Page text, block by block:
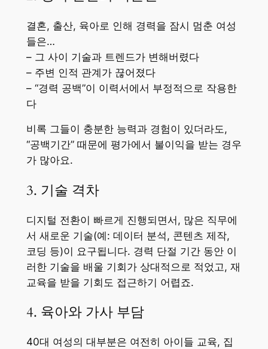
결혼, 출산, 육아로 인해 경력을 잠시 멈춘 여성
들은…
– 그 사이 기술과 트렌드가 변해버렸다
– 주변 인적 관계가 끊어졌다
– “경력 공백”이 이력서에서 부정적으로 작용한
다
비록 그들이 충분한 능력과 경험이 있더라도,
“공백기간” 때문에 평가에서 불이익을 받는 경우
가 많아요.
3. 기술 격차
디지털 전환이 빠르게 진행되면서, 많은 직무에
서 새로운 기술(예: 데이터 분석, 콘텐츠 제작,
코딩 등)이 요구됩니다. 경력 단절 기간 동안 이
러한 기술을 배울 기회가 상대적으로 적었고, 재
교육을 받을 기회도 접근하기 어렵죠.
4. 육아와 가사 부담
40대 여성의 대부분은 여전히 아이들 교육, 집